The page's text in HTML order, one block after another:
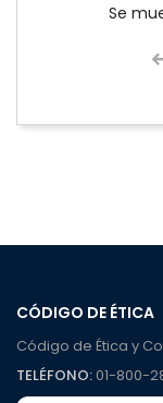
Se
CÓDIGO DE ÉTICA
Código de Ética y
TELÉFONO:01-800-